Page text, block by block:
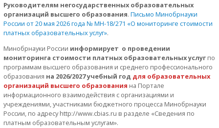
Руководителям негосударственных образовательных
организаций высшего образования. Письмо Минобрнауки
России от 20 мая 2026 года № МН-18/271 «О мониторинге стоимости
платных образовательных услуг».
Минобрнауки России информирует о проведении
мониторинга стоимости платных образовательных услуг по
программам высшего образования и среднего профессионального
образования на 2026/2027 учебный год для образовательных
организаций высшего образования на Портале
информационного взаимодействия с организациями и
учреждениями, участниками бюджетного процесса Минобрнауки
России, по адресу http://www.cbias.ru в разделе «Сведения по
платным образовательным услугам».